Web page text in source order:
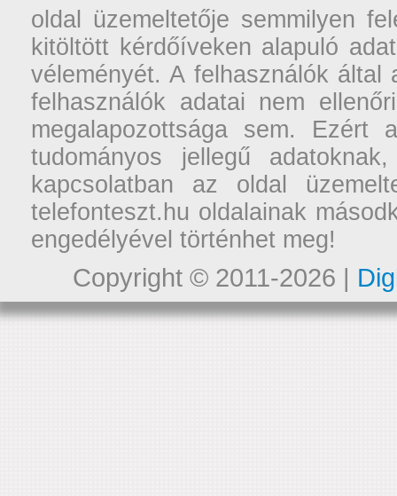
oldal üzemeltetője semmilyen
kitöltött kérdőíveken alapuló
véleményét. A felhasználók
felhasználók adatai nem
megalapozottsága sem. Ezért
tudományos jellegű
kapcsolatban az oldal
telefonteszt.hu oldalainak
engedélyével történhet meg!
Copyright © 2011-2026 |